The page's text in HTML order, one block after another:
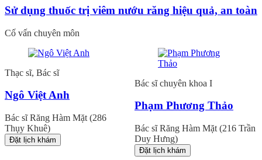
Sử dụng thuốc trị viêm nướu răng hiệu quả, an toàn
Cố vấn chuyên môn
Thạc sĩ, Bác sĩ
Ngô Việt Anh
Bác sĩ Răng Hàm Mặt (286
Thụy Khuê)
Đặt lịch khám
Bác sĩ chuyên khoa I
Phạm Phương Thảo
Bác sĩ Răng Hàm Mặt (216 Trần
Duy Hưng)
Đặt lịch khám